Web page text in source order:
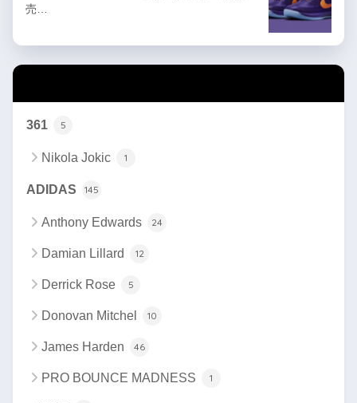
売…
361 5
Nikola Jokic 1
ADIDAS 145
Anthony Edwards 24
Damian Lillard 12
Derrick Rose 5
Donovan Mitchel 10
James Harden 46
PRO BOUNCE MADNESS 1